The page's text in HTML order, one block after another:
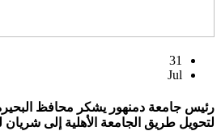
31
Jul
رئيس جامعة دمنهور يشكر محافظ البحيرة
لتحويل طريق الجامعة الأهلية إلى شريان